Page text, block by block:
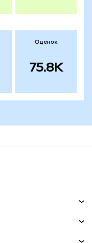
Оценок
75.8K